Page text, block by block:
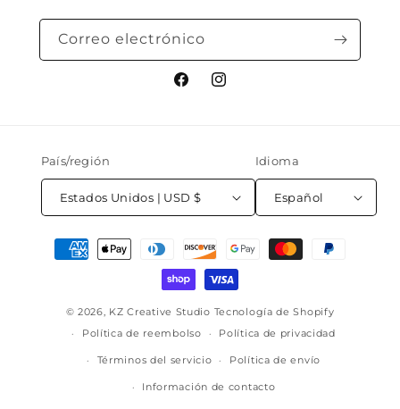
Correo electrónico
FacebookInstagram
País/región
Estados Unidos | USD $
Idioma
Español
Formas
© 2026, KZ Creative Studio Tecnología de Shopify
Política de reembolso
Política de privacidad
Términos del servicio Política de envío
Información de contacto